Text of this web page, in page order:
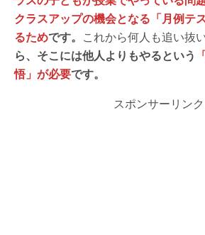
クラスアップの機会となる「月例テ
るためです。 これから何人も追い抜
ら、そこには他人よりもやるという
悟」が必要です。
スポンサーリンク